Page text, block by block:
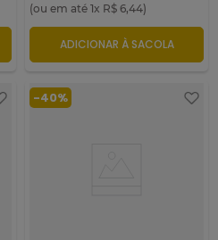
(ou em até 1x R$ 6,44)
ADICIONAR À SACOLA
-40%